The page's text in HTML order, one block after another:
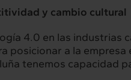
y cambio cultural
4.0 en las
posicionar a la
tenemos capacidad